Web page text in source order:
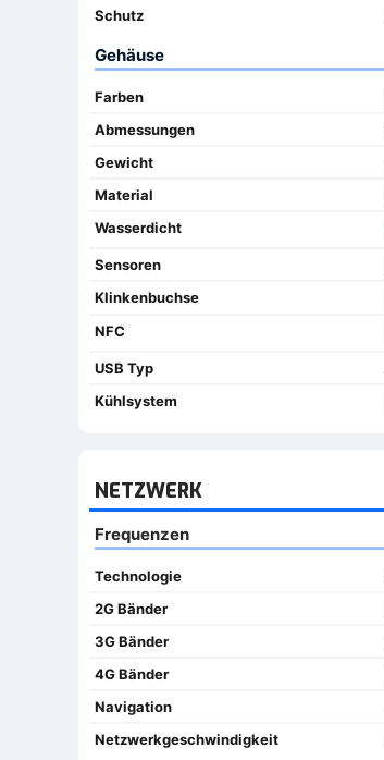
Schutz
Gehäuse
Farben
Abmessungen
Gewicht
Material
Wasserdicht
Sensoren
Klinkenbuchse
NFC
USB Typ
Kühlsystem
NETZWERK
Frequenzen
Technologie
2G Bänder
3G Bänder
4G Bänder
Navigation
Netzwerkgeschwindigkeit